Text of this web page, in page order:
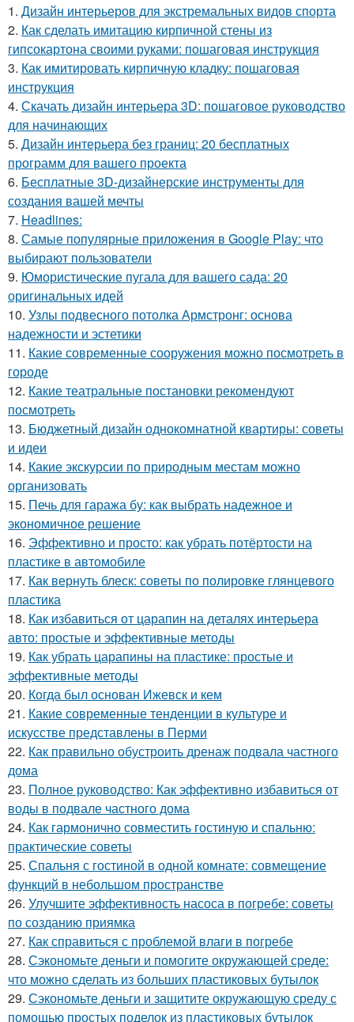
1. Дизайн интерьеров для экстремальных видов спорта
2. Как сделать имитацию кирпичной стены из
гипсокартона своими руками: пошаговая инструкция
3. Как имитировать кирпичную кладку: пошаговая
инструкция
4. Скачать дизайн интерьера 3D: пошаговое руководство
для начинающих
5. Дизайн интерьера без границ: 20 бесплатных
программ для вашего проекта
6. Бесплатные 3D-дизайнерские инструменты для
создания вашей мечты
7. Headlines:
8. Самые популярные приложения в Google Play: что
выбирают пользователи
9. Юмористические пугала для вашего сада: 20
оригинальных идей
10. Узлы подвесного потолка Армстронг: основа
надежности и эстетики
11. Какие современные сооружения можно посмотреть в
городе
12. Какие театральные постановки рекомендуют
посмотреть
13. Бюджетный дизайн однокомнатной квартиры: советы
и идеи
14. Какие экскурсии по природным местам можно
организовать
15. Печь для гаража бу: как выбрать надежное и
экономичное решение
16. Эффективно и просто: как убрать потёртости на
пластике в автомобиле
17. Как вернуть блеск: советы по полировке глянцевого
пластика
18. Как избавиться от царапин на деталях интерьера
авто: простые и эффективные методы
19. Как убрать царапины на пластике: простые и
эффективные методы
20. Когда был основан Ижевск и кем
21. Какие современные тенденции в культуре и
искусстве представлены в Перми
22. Как правильно обустроить дренаж подвала частного
дома
23. Полное руководство: Как эффективно избавиться от
воды в подвале частного дома
24. Как гармонично совместить гостиную и спальню:
практические советы
25. Спальня с гостиной в одной комнате: совмещение
функций в небольшом пространстве
26. Улучшите эффективность насоса в погребе: советы
по созданию приямка
27. Как справиться с проблемой влаги в погребе
28. Сэкономьте деньги и помогите окружающей среде:
что можно сделать из больших пластиковых бутылок
29. Сэкономьте деньги и защитите окружающую среду с
помощью простых поделок из пластиковых бутылок